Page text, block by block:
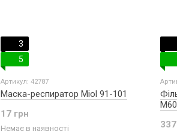
3
5
Артикул: 42787
Маска-респиратор Miol 91-101
17 грн
Немає в наявності